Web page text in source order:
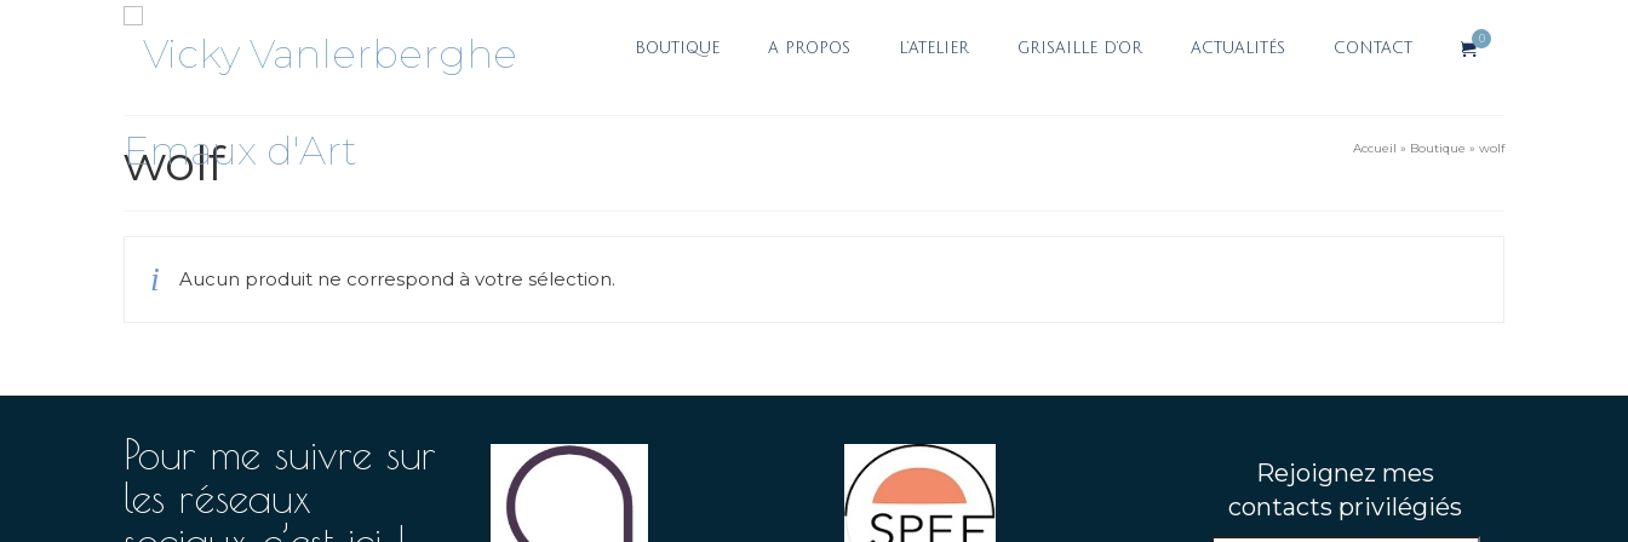
BOUTIQUE A PROPOS L’ATELIER GRISAILLE D’OR ACTUALITÉS CONTACT
0
wolf Accueil » Boutique » wolf
Aucun produit ne correspond à votre sélection.
Pour me suivre sur
les réseaux
Rejoignez mes
contacts privilégiés